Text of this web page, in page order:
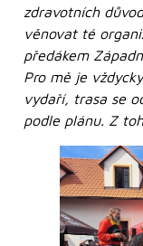
zdravotních
věnovat té
předákem
Pro mě je
vydaří, trasa se
podle plánu. Z